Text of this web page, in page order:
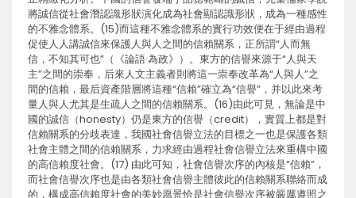
將誠信從社會潛認識形狀演化成為社會顯認識形狀，成為一種感性
的不雅念體系。(15)而這種不雅念體系的實行功效便在于經由過程
促使人人講誠信來保護人與人之間的信賴關系，正所謂“人而無
信，不知其可也”（《論語·為政》）。東方的信譽來源于“人與天
主”之間的崇奉，后來人文主義者則將這一崇奉改革為“人與人”之
間的信賴，最后資產階層將這種“信賴”確立為“信譽”，并以此來考
量人與人尤其是生疏人之間的信賴關系。(16)由此可見，無論是中
國的誠信（honesty）仍是東方的信譽（credit），實質上都是對
信賴關系的分歧表達，我國社會信譽立法的目標之一也是保護各類
社會主體之間的信賴關系，力求經由過程社會信譽立法來重構中國
的高信賴度社會。(17) 由此可知，社會信譽次序的內核是“信賴”，
而社會信譽次序也是由各類社會信譽主體彼此的信賴關系聯絡而成
的，構成高信賴度社會的美妙愿景恰是社會信譽次序被嚴厲遵照之